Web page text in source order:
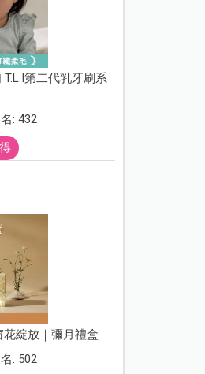
T.L.I第二代乳牙刷系
: 432
花綻放｜彌月禮盒
: 502